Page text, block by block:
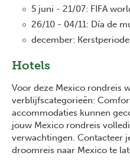
5 juni - 21/07: FIFA
26/10 - 04/11: Día de
december: Kerstperiode
Hotels
Voor deze Mexico rondreis
verblijfscategorieën:
accommodaties kunnen
jouw Mexico rondreis
verwachtingen. Contacteer
droomreis naar Mexico te